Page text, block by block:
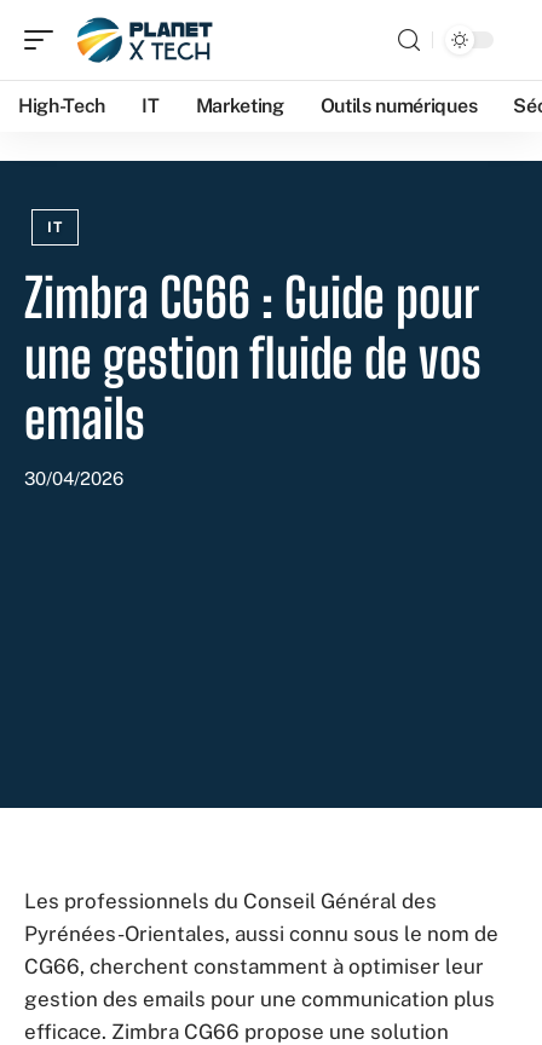
High-Tech IT Marketing Outils numériques
IT
Zimbra CG66 : Guide pour
une gestion fluide de vos
emails
30/04/2026
Les professionnels du Conseil Général des
Pyrénées-Orientales, aussi connu sous le nom de
CG66, cherchent constamment à optimiser leur
gestion des emails pour une communication plus
efficace. Zimbra CG66 propose une solution